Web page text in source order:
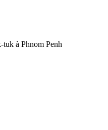
tuk à Phnom Penh